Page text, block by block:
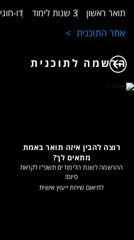
תואר ראשון 3 שנות לימוד דו-חוגי
אתר התוכנית
הרשמה לתוכנית
רוצה להבין איזה תואר באמת
מתאים לך?
ההרשמה לשנת הלימודים תשפ"ז לקראת
סיום!
לתיאום שיחת ייעוץ אישית